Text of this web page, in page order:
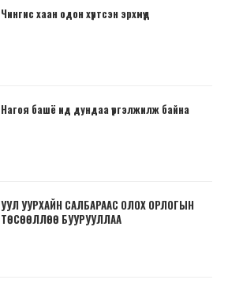
Чингис хаан одон хүртсэн эрхмүүд
Нагоя башё ид дундаа үргэлжилж байна
УУЛ УУРХАЙН САЛБАРААС ОЛОХ ОРЛОГЫН
ТӨСӨӨЛЛӨӨ БУУРУУЛЛАА